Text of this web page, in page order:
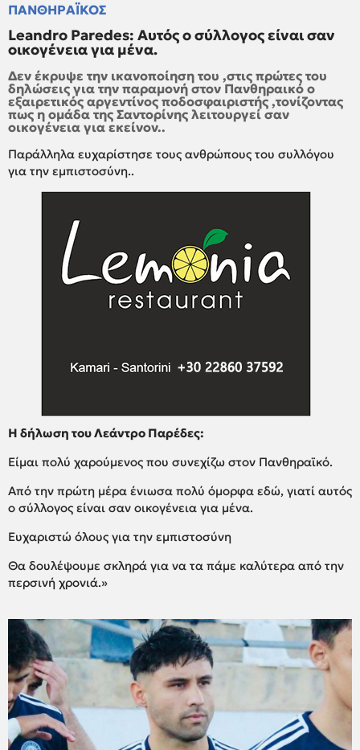
ΠΑΝΘΗΡΑΪΚΟΣ
Leandro Paredes: Αυτός ο σύλλογος είναι σαν
οικογένεια για μένα.
Δεν έκρυψε την ικανοποίηση του ,στις πρώτες του
δηλώσεις για την παραμονή στον Πανθηραικό ο
εξαιρετικός αργεντίνος ποδοσφαιριστής ,τονίζοντας
πως η ομάδα της Σαντορίνης λειτουργεί σαν
οικογένεια για εκείνον..
Παράλληλα ευχαρίστησε τους ανθρώπους του συλλόγου
για την εμπιστοσύνη..
Η δήλωση του Λεάντρο Παρέδες:
Είμαι πολύ χαρούμενος που συνεχίζω στον Πανθηραϊκό.
Από την πρώτη μέρα ένιωσα πολύ όμορφα εδώ, γιατί αυτός
ο σύλλογος είναι σαν οικογένεια για μένα.
Ευχαριστώ όλους για την εμπιστοσύνη
Θα δουλέψουμε σκληρά για να τα πάμε καλύτερα από την
περσινή χρονιά.»